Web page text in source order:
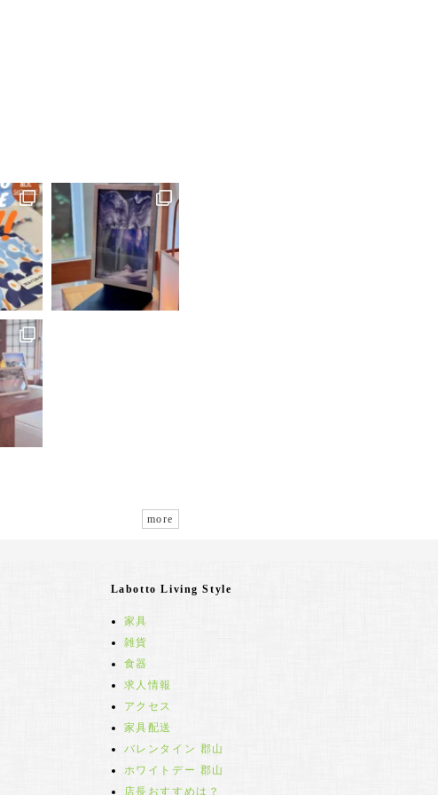
more
Labotto Living Style
家具
雑貨
食器
求人情報
アクセス
家具配送
バレンタイン 郡山
ホワイトデー 郡山
店長おすすめは？